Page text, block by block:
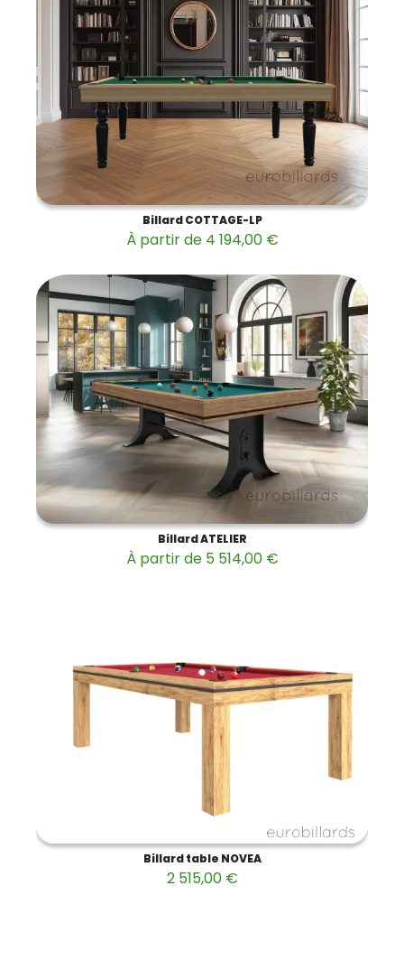
Billard COTTAGE-LP
À partir de 4 194,00 €
Billard ATELIER
À partir de 5 514,00 €
Billard table NOVEA
2 515,00 €